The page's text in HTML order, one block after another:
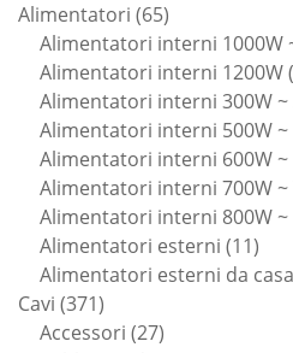
Alimentatori 6565
prodotti
Alimentatori interni 1000W
Alimentatori interni 1200W
Alimentatori interni 300W ~
Alimentatori interni 500W ~
Alimentatori interni 600W ~
Alimentatori interni 700W ~
Alimentatori interni 800W ~
Alimentatori esterni 1111
Alimentatori esterni da casa
Cavi 371371
prodotti
Accessori 2727